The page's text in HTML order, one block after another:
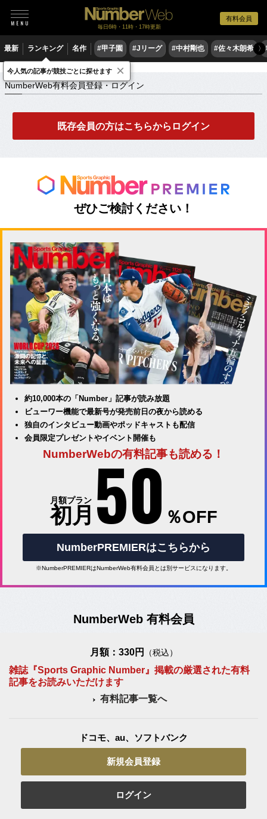
有料会員
毎日6時・11時・17時更新
最新 ランキング 名作 #甲子園 #Jリーグ #中村剛也 #佐々木朗希 〉
NumberWeb有料会員登録・ログイン
NumberWeb有料会員登録・ログイン
既存会員の方はこちらからログイン
ぜひご検討ください！
約10,000本の「Number」記事が読み放題
ビューワー機能で最新号が発売前日の夜から読める
独自のインタビュー動画やポッドキャストも配信
会員限定プレゼントやイベント開催も
NumberWebの有料記事も読める！
月額プラン
初月 50 ％OFF
NumberPREMIERはこちらから
※NumberPREMIERはNumberWeb有料会員とは別サービスになります。
NumberWeb 有料会員
月額：330円 （税込）
雑誌『Sports Graphic Number』掲載の厳選された有料
記事をお読みいただけます
有料記事一覧へ
ドコモ、au、ソフトバンク
新規会員登録
ログイン
今人気の記事が競技ごとに探せます ×